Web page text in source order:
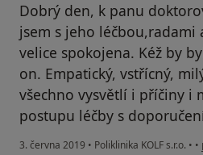
Dobrý den, k panu
jsem s jeho léčbou,radami
velice spokojena. Kéž by
on. Empatický, vstřícný,
všechno vysvětlí i příčiny i
postupu léčby s
3. června 2019 • Poliklinika KOLF s.r.o. • •